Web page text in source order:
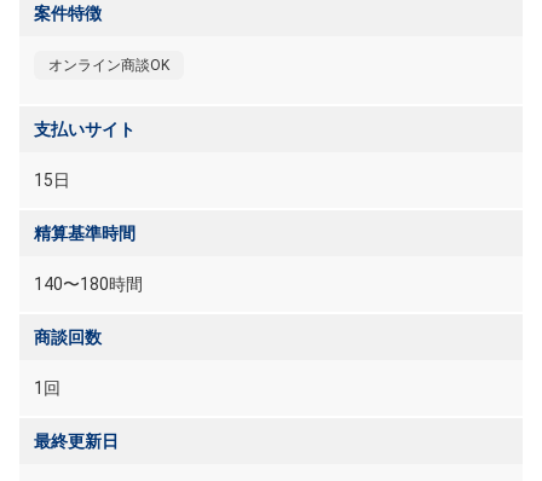
案件特徴
オンライン商談OK
支払いサイト
15日
精算基準時間
140〜180時間
商談回数
1回
最終更新日